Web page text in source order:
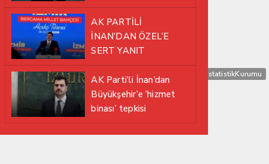
TavukEti TereyağıArtışı TÜİKVerileri TürkiyeİstatistikKurumu
EDİYOR
AK PARTİLİ
İNAN’DAN ÖZEL’E
SERT YANIT
AK Parti’li İnan’dan
Büyükşehir’e ‘hizmet
binası’ tepkisi